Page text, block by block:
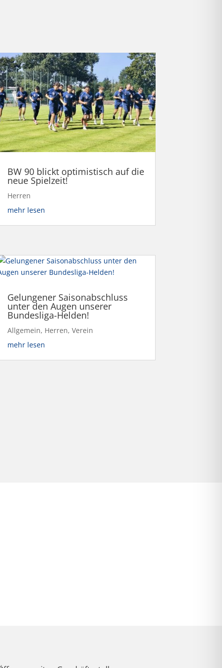
BW 90 blickt optimistisch auf die
neue Spielzeit!
Herren
mehr lesen
Gelungener Saisonabschluss
unter den Augen unserer
Bundesliga-Helden!
Allgemein, Herren, Verein
mehr lesen